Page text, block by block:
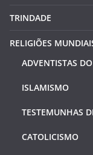
TRINDADE
RELIGIÕES
ADVENTISTAS
ISLAMISMO
TESTEMUNHAS
CATOLICISMO